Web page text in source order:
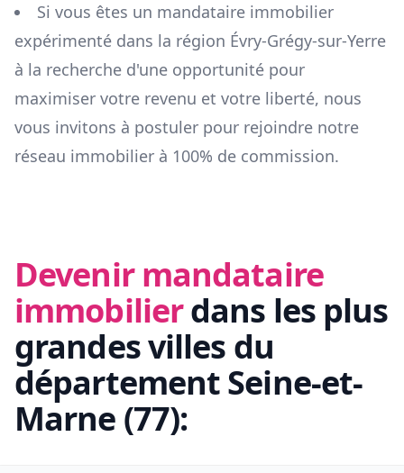
Si vous êtes un mandataire immobilier
expérimenté dans la région Évry-Grégy-sur-Yerre
à la recherche d'une opportunité pour
maximiser votre revenu et votre liberté, nous
vous invitons à postuler pour rejoindre notre
réseau immobilier à 100% de commission.
Devenir mandataire
immobilierdans les plus
grandes villes du
départementSeine-et-
Marne (77):